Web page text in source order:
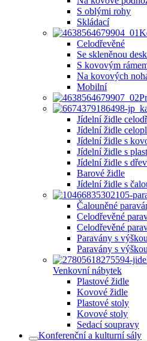
S oblými rohy
Skládací
Celodřevěné
Se skleněnou
S kovovým
Na kovových
Mobilní
Jídelní židle
Jídelní židle
Jídelní židle s
Jídelní židle s
Jídelní židle s
Barové židle
Jídelní židle s
Čalouněné
Celodřevěné
Celodřevěné
Paravány s
Paravány s
Venkovní nábytek
Plastové židle
Kovové židle
Plastové stoly
Kovové stoly
Sedací soupravy
Konferenční a kulturní sály